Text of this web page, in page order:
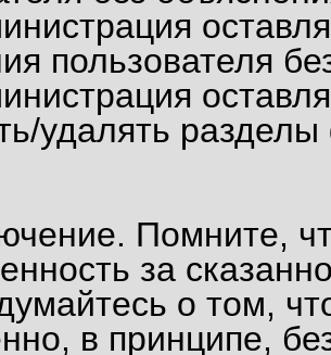
пользователя
удалять
Помните,
за
о том,
в принципе,